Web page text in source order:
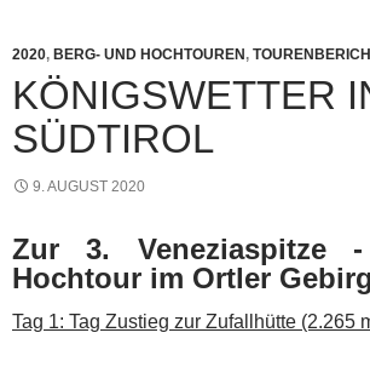
2020, BERG- UND HOCHTOUREN,
KÖNIGSWETTER
SÜDTIROL
9. AUGUST 2020
Zur 3. Veneziaspitze -
Hochtour im Ortler
Tag 1: Tag Zustieg zur Zufallhütte (2.265